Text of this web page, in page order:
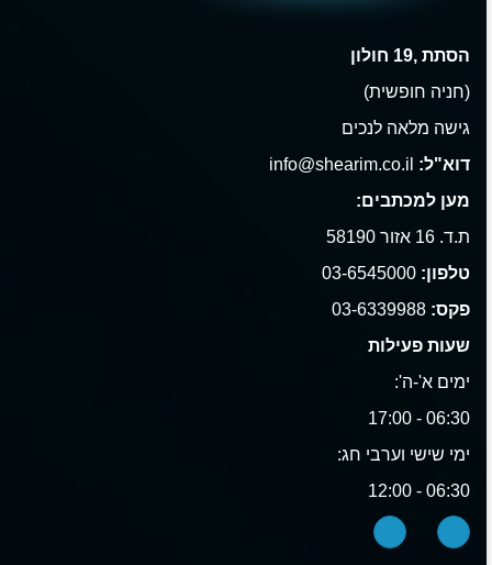
הסתת ,19 חולון
(חניה חופשית)
גישה מלאה לנכים
דוא"ל:
מען למכתבים:
ת.ד. 16 אזור 58190
טלפון:
פקס:
שעות פעילות
ימים א'-ה':
06:30 - 17:00
ימי שישי וערבי חג:
06:30 - 12:00